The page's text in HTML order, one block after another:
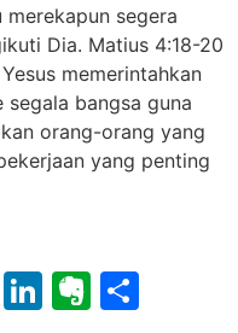
merekapun segera
Dia. Matius 4:18-20
memerintahkan
bangsa guna
orang-orang yang
yang penting
Pinterest
LinkedIn